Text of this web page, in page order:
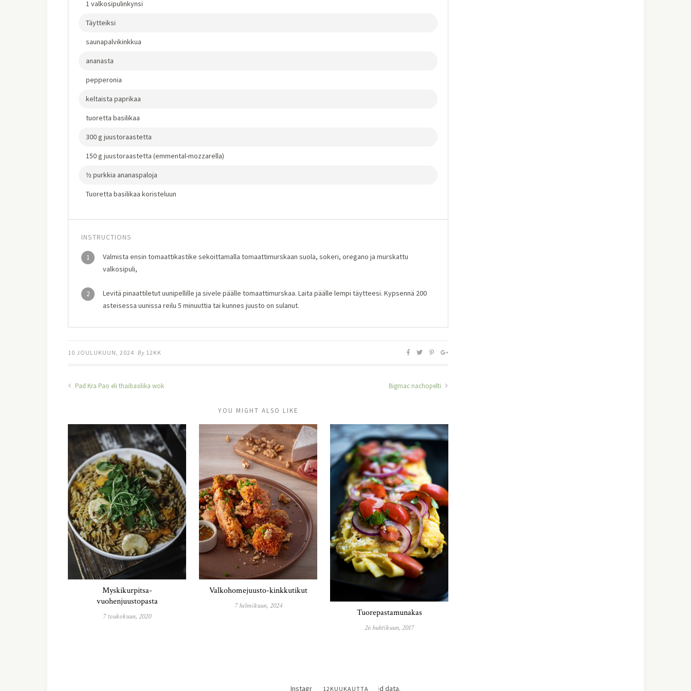
1 valkosipulinkynsi
Täytteiksi
saunapalvikinkkua
ananasta
pepperonia
keltaista paprikaa
tuoretta basilikaa
300 g juustoraastetta
150 g juustoraastetta (emmental-mozzarella)
½ purkkia ananaspaloja
Tuoretta basilikaa koristeluun
INSTRUCTIONS
1
Valmista ensin tomaattikastike sekoittamalla tomaattimurskaan suola, sokeri, oregano ja murskattu
valkosipuli,
2
Levitä pinaattiletut uunipellille ja sivele päälle tomaattimurskaa. Laita päälle lempi täytteesi. Kypsennä 200
asteisessa uunissa reilu 5 minuuttia tai kunnes juusto on sulanut.
10 JOULUKUUN, 2024 By 12KK
Pad Kra Pao eli thaibasilika wok Bigmac nachopelti
YOU MIGHT ALSO LIKE
Myskikurpitsa-
vuohenjuustopasta
7 toukokuun, 2020
Valkohomejuusto-kinkkutikut
7 helmikuun, 2024
Tuorepastamunakas
26 huhtikuun, 2017
12KUUKAUTTA
Instagram has returned invalid data.